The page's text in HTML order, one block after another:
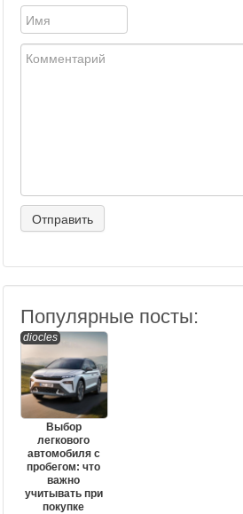
Популярные посты:
diocles
Выбор
легкового
автомобиля с
пробегом: что
важно
учитывать при
покупке